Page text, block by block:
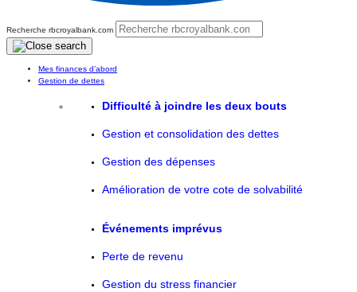
Recherche rbcroyalbank.com
Mes finances d’abord
Gestion de dettes
Difficulté à joindre les deux bouts
Gestion et consolidation des dettes
Gestion des dépenses
Amélioration de votre cote de solvabilité
Événements imprévus
Perte de revenu
Gestion du stress financier